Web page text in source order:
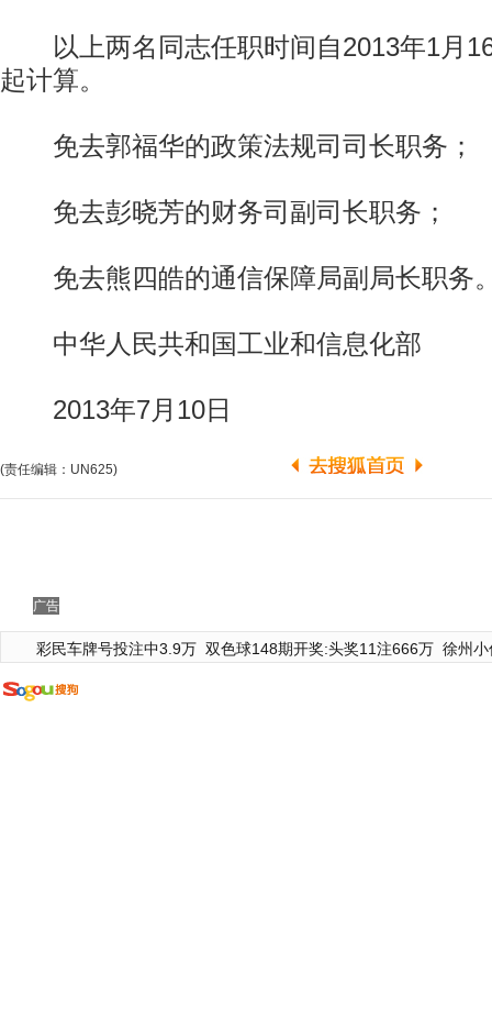
以上两名同志任职时间自2013年1月
起计算。
免去郭福华的政策法规司司长职务；
免去彭晓芳的财务司副司长职务；
免去熊四皓的通信保障局副局长职务
中华人民共和国工业和信息化部
2013年7月10日
(责任编辑：UN625)
广告
彩民车牌号投注中3.9万 双色球148期开奖:头奖11注666万 徐州